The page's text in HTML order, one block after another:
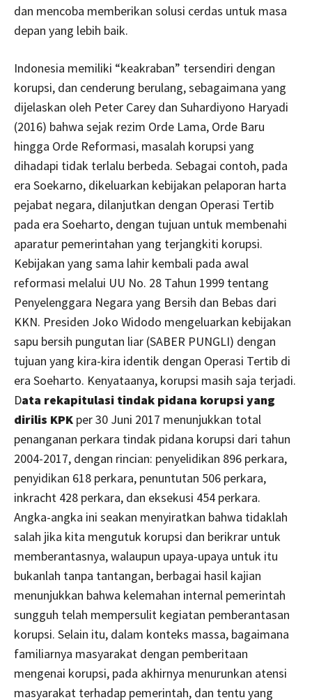
dan mencoba memberikan solusi cerdas untuk masa
depan yang lebih baik.
Indonesia memiliki “keakraban” tersendiri dengan
korupsi, dan cenderung berulang, sebagaimana yang
dijelaskan oleh Peter Carey dan Suhardiyono Haryadi
(2016) bahwa sejak rezim Orde Lama, Orde Baru
hingga Orde Reformasi, masalah korupsi yang
dihadapi tidak terlalu berbeda. Sebagai contoh, pada
era Soekarno, dikeluarkan kebijakan pelaporan harta
pejabat negara, dilanjutkan dengan Operasi Tertib
pada era Soeharto, dengan tujuan untuk membenahi
aparatur pemerintahan yang terjangkiti korupsi.
Kebijakan yang sama lahir kembali pada awal
reformasi melalui UU No. 28 Tahun 1999 tentang
Penyelenggara Negara yang Bersih dan Bebas dari
KKN. Presiden Joko Widodo mengeluarkan kebijakan
sapu bersih pungutan liar (SABER PUNGLI) dengan
tujuan yang kira-kira identik dengan Operasi Tertib di
era Soeharto. Kenyataanya, korupsi masih saja terjadi.
Data rekapitulasi tindak pidana korupsi yang
dirilis KPK per 30 Juni 2017 menunjukkan total
penanganan perkara tindak pidana korupsi dari tahun
2004-2017, dengan rincian: penyelidikan 896 perkara,
penyidikan 618 perkara, penuntutan 506 perkara,
inkracht 428 perkara, dan eksekusi 454 perkara.
Angka-angka ini seakan menyiratkan bahwa tidaklah
salah jika kita mengutuk korupsi dan berikrar untuk
memberantasnya, walaupun upaya-upaya untuk itu
bukanlah tanpa tantangan, berbagai hasil kajian
menunjukkan bahwa kelemahan internal pemerintah
sungguh telah mempersulit kegiatan pemberantasan
korupsi. Selain itu, dalam konteks massa, bagaimana
familiarnya masyarakat dengan pemberitaan
mengenai korupsi, pada akhirnya menurunkan atensi
masyarakat terhadap pemerintah, dan tentu yang